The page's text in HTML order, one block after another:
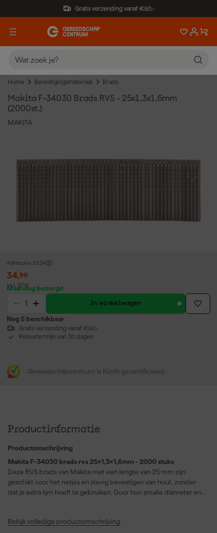
Gratis verzending vanaf €50,-
Home Bevestigingsmateriaal Brads
Makita F-34030 Brads RVS - 25x1,3x1,6mm
(2000st.)
MAKITA
Adviesprijs 53,24
34,96
incl. BTW
Maandag bezorgd
In winkelwagen
Nog 5 beschikbaar
Gratis verzending vanaf €50,-
Retourtermijn van 30 dagen
Gereedschapcentrum is Kiyoh gecertificeerd
Productinformatie
Productomschrijving
Makita F-34030 brads rvs 25x1,3x1,6mm - 2000 stuks
Deze RVS brads van Makita met een lengte van 25 mm zijn
geschikt voor het netjes en stevig bevestigen van hout, zonder
dat je extra lijm hoeft te gebruiken. Door hun smalle diameter en
Makita AF601, DBN600RTJ, DBN600ZJ en GF600SE. Dankzij het
Bekijk volledige productomschrijving